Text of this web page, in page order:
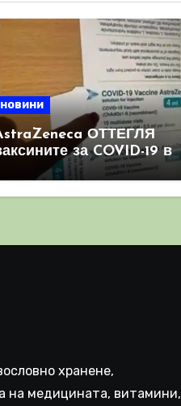
новини
ОТТЕГЛЯ
за COVID-19 в
световен мащаб, след
призна, че те
хранене,
на медицината, витамини,